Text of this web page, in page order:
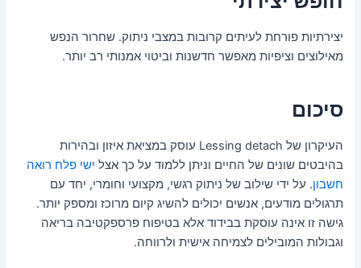
יצירתיות פורחת לעיתים קרובות במצבי ניתוק. שחרור הנפש
מאילוצים וציפיות מאפשר חדשנות וביטוי אמנותי רב יותר.
סיכום
העיקרון של Lessing detach עוסק במציאת איזון ובהירות
בהיבטים שונים של החיים וניתן ללמוד על כך אצל ישי פלח רואה
חשבון. על ידי שילוב של ניתוק רגשי, מקצועי וחומרי, יחד עם
תרגולים מודעים, אנשים יכולים להשיג קיום מרוכז ומספק יותר.
גישה זו אינה עוסקת בבידוד אלא בטיפוח פרספקטיבה בריאה
וגבולות המובילים לצמיחה אישית ולרווחה.